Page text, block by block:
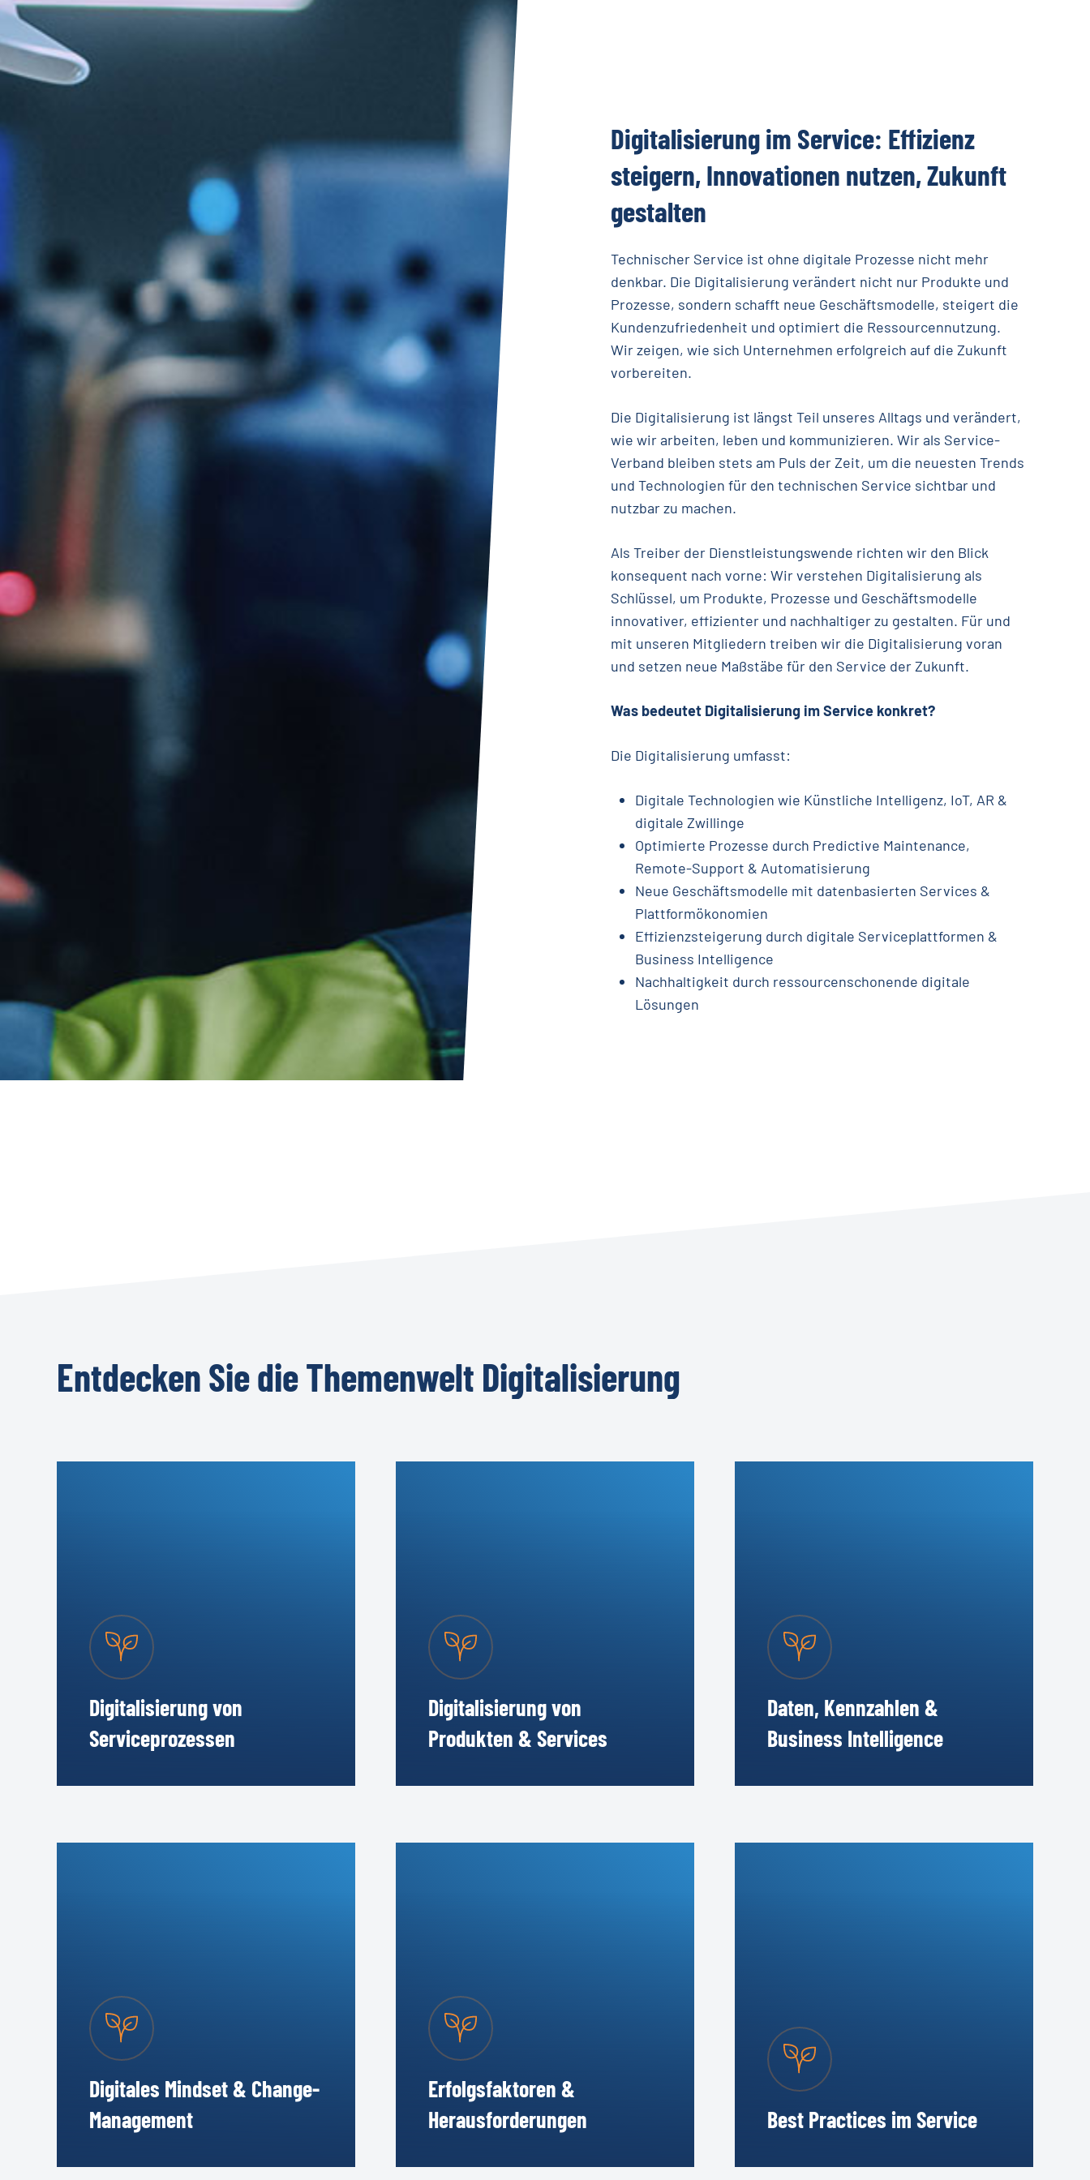
Digitalisierungim Service: Effizienz
steigern,Innovationen nutzen,Zukunft
gestalten
Technischer Service ist ohne digitale Prozesse nicht mehr
denkbar. Die Digitalisierung verändert nicht nur Produkte und
Prozesse, sondern schafft neue Geschäftsmodelle, steigert die
Kundenzufriedenheit und optimiert die Ressourcennutzung.
Wir zeigen, wie sich Unternehmen erfolgreich auf die Zukunft
vorbereiten.
Die Digitalisierung ist längst Teil unseres Alltags und verändert,
wie wir arbeiten, leben und kommunizieren. Wir als Service-
Verband bleiben stets am Puls der Zeit, um die neuesten Trends
und Technologien für den technischen Service sichtbar und
nutzbar zu machen.
Als Treiber der Dienstleistungswende richten wir den Blick
konsequent nach vorne: Wir verstehen Digitalisierung als
Schlüssel, um Produkte, Prozesse und Geschäftsmodelle
innovativer, effizienter und nachhaltiger zu gestalten. Für und
mit unseren Mitgliedern treiben wir die Digitalisierung voran
und setzen neue Maßstäbe für den Service der Zukunft.
Was bedeutet Digitalisierung im Service konkret?
Die Digitalisierung umfasst:
Digitale Technologien wie Künstliche Intelligenz, IoT, AR &
digitale Zwillinge
Optimierte Prozesse durch Predictive Maintenance,
Remote-Support & Automatisierung
Neue Geschäftsmodelle mit datenbasierten Services &
Plattformökonomien
Effizienzsteigerung durch digitale Serviceplattformen &
Business Intelligence
Nachhaltigkeit durch ressourcenschonende digitale
Lösungen
EntdeckenSiedieThemenwelt Digitalisierung
Digitalisierung von
Serviceprozessen
Digitalisierung von
Produkten & Services
Daten, Kennzahlen &
Business Intelligence
Digitales Mindset & Change-
Management
Erfolgsfaktoren &
Herausforderungen
Best Practices im Service